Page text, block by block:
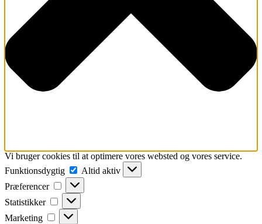
Vi bruger cookies til at optimere vores websted og vores service.
Funktionsdygtig
Funktionsdygtig
Altid aktiv
Præferencer
Præferencer
Statistikker Statistikker
Marketing Marketing